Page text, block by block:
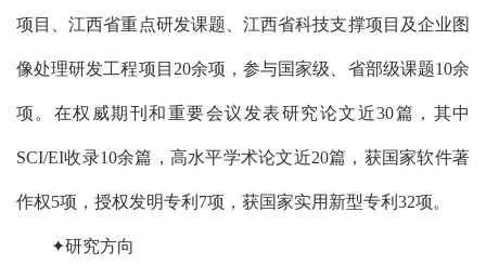
项目、江西省重点研发课题、江西省科技支撑项目及企业图
像处理研发工程项目20余项，参与国家级、省部级课题10余
项。在权威期刊和重要会议发表研究论文近30篇，其中
SCI/EI收录10余篇，高水平学术论文近20篇，获国家软件著
作权5项，授权发明专利7项，获国家实用新型专利32项。
✦研究方向